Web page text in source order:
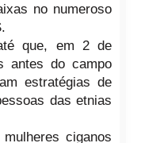
no numeroso
que, em 2 de
antes do campo
estratégias de
das etnias
ciganos